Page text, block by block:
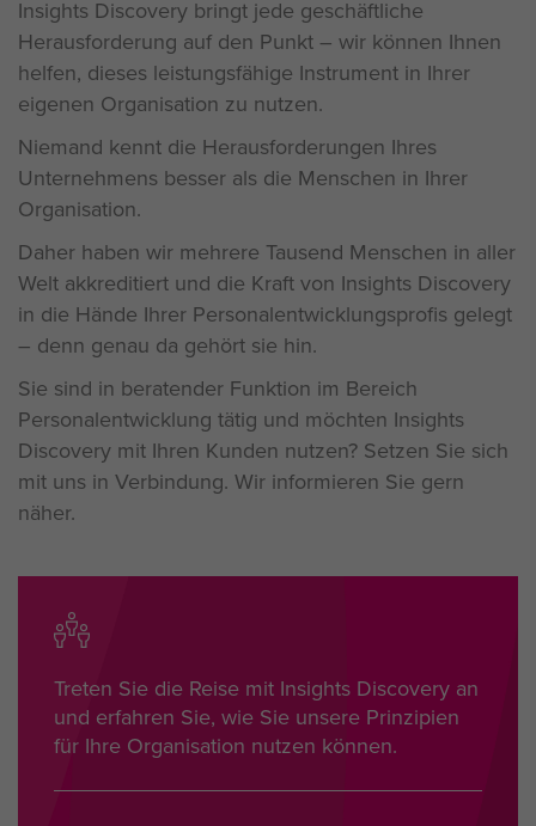
Insights Discovery bringt jede geschäftliche
Herausforderung auf den Punkt – wir können Ihnen
helfen, dieses leistungsfähige Instrument in Ihrer
eigenen Organisation zu nutzen.
Niemand kennt die Herausforderungen Ihres
Unternehmens besser als die Menschen in Ihrer
Organisation.
Daher haben wir mehrere Tausend Menschen in aller
Welt akkreditiert und die Kraft von Insights Discovery
in die Hände Ihrer Personalentwicklungsprofis gelegt
– denn genau da gehört sie hin.
Sie sind in beratender Funktion im Bereich
Personalentwicklung tätig und möchten Insights
Discovery mit Ihren Kunden nutzen? Setzen Sie sich
mit uns in Verbindung. Wir informieren Sie gern
näher.
Treten Sie die Reise mit Insights Discovery an
und erfahren Sie, wie Sie unsere Prinzipien
für Ihre Organisation nutzen können.